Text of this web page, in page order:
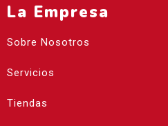
La Empresa
Sobre Nosotros
Servicios
Tiendas